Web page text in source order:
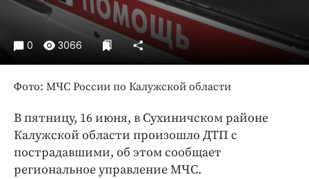
ПРОЕКТЫ
Блоги
Издания
Медиаперсона
Клиника года
Бренд года
Работодатель года
0 3066
Фото: МЧС России по Калужской области
В пятницу, 16 июня, в Сухиничском районе
Калужской области произошло ДТП с
пострадавшими, об этом сообщает
региональное управление МЧС.